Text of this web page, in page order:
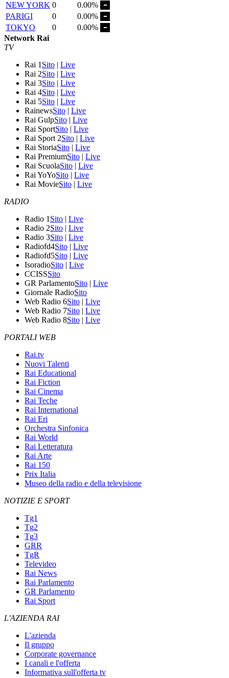
NEW YORK 0
0.00%
PARIGI
0
0.00%
TOKYO
0
0.00%
Network Rai
TV
Rai 1 Sito | Live
Rai 2Sito | Live
Rai 3Sito | Live
Rai 4Sito | Live
Rai 5Sito | Live
RainewsSito | Live
Rai GulpSito | Live
Rai SportSito | Live
Rai Sport 2Sito | Live
Rai StoriaSito | Live
Rai PremiumSito | Live
Rai ScuolaSito | Live
Rai YoYoSito | Live
Rai MovieSito | Live
RADIO
Radio 1 Sito | Live
Radio 2Sito | Live
Radio 3Sito | Live
Radiofd4Sito | Live
Radiofd5Sito | Live
IsoradioSito | Live
CCISSSito
GR ParlamentoSito | Live
Giornale RadioSito
Web Radio 6Sito | Live
Web Radio 7Sito | Live
Web Radio 8Sito | Live
PORTALI WEB
Rai.tv
Nuovi Talenti
Rai Educational
Rai Fiction
Rai Cinema
Rai Teche
Rai International
Rai Eri
Orchestra Sinfonica
Rai World
Rai Letteratura
Rai Arte
Rai 150
Prix Italia
Museo della radio e della televisione
NOTIZIE E SPORT
Tg1
Tg2
Tg3
GRR
TgR
Televideo
Rai News
Rai Parlamento
GR Parlamento
Rai Sport
L'AZIENDA RAI
L'azienda
Il gruppo
Corporate governance
I canali e l'offerta
Informativa sull'offerta tv